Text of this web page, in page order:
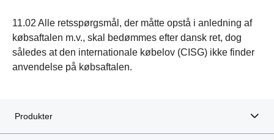
11.02 Alle retsspørgsmål, der måtte opstå i anledning af
købsaftalen m.v., skal bedømmes efter dansk ret, dog
således at den internationale købelov (CISG) ikke finder
anvendelse på købsaftalen.
Produkter